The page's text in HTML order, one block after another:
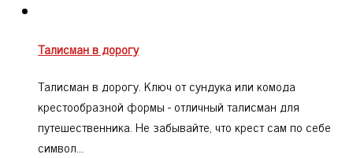
Талисман в дорогу
Талисман в дорогу. Ключ от сундука или комода
крестообразной формы - отличный талисман для
путешественника. Не забывайте, что крест сам по себе
символ…